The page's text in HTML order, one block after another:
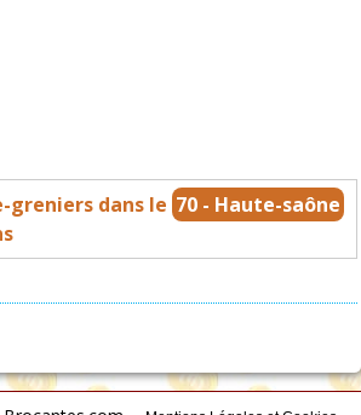
greniers dans le 70 - Haute-saône